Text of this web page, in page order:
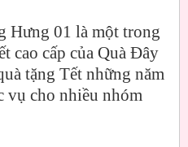
Hưng 01 là một trong
cao cấp của Quà Đây
tặng Tết những năm
vụ cho nhiều nhóm